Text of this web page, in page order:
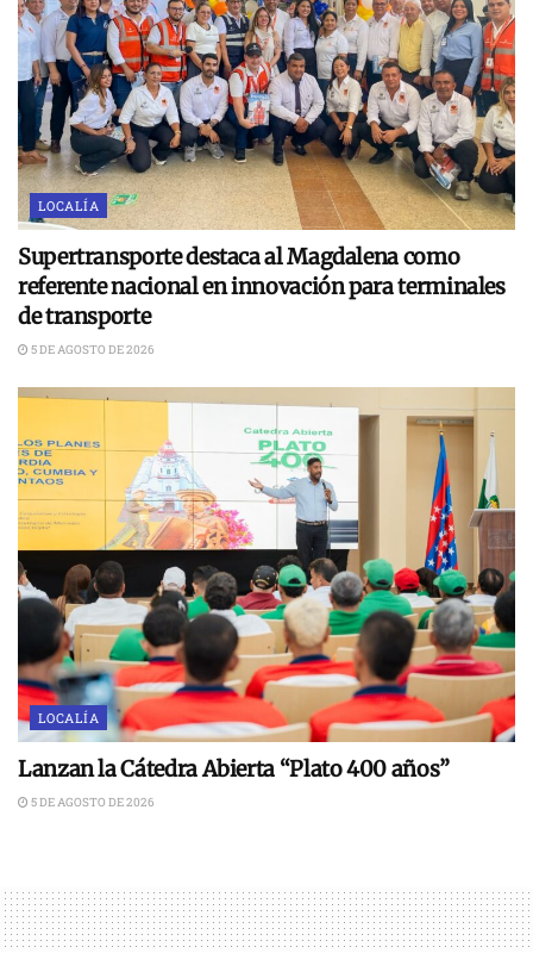
LOCALÍA
Supertransporte destaca al Magdalena como
referente nacional en innovación para terminales
de transporte
5 DE AGOSTO DE 2026
LOCALÍA
Lanzan la Cátedra Abierta “Plato 400 años”
5 DE AGOSTO DE 2026